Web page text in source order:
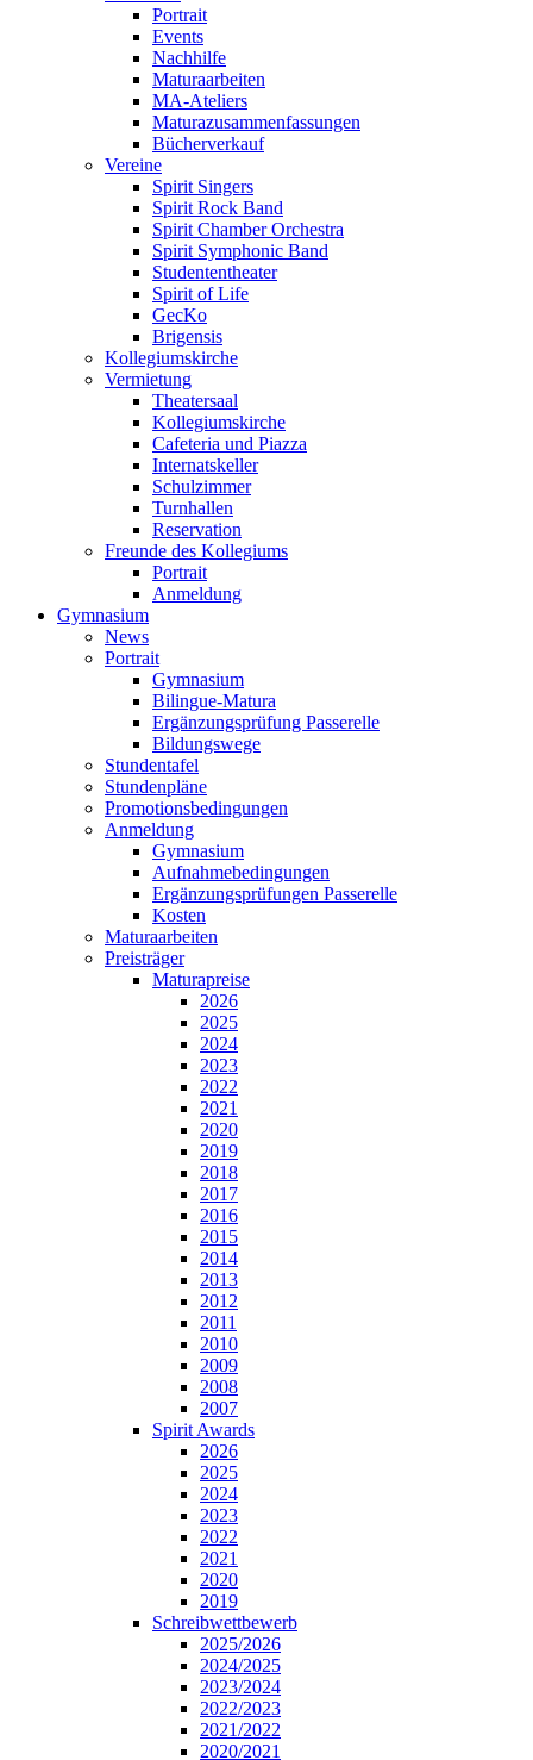
Portrait
Events
Nachhilfe
Maturaarbeiten
MA-Ateliers
Maturazusammenfassungen
Bücherverkauf
Vereine
Spirit Singers
Spirit Rock Band
Spirit Chamber Orchestra
Spirit Symphonic Band
Studententheater
Spirit of Life
GecKo
Brigensis
Kollegiumskirche
Vermietung
Theatersaal
Kollegiumskirche
Cafeteria und Piazza
Internatskeller
Schulzimmer
Turnhallen
Reservation
Freunde des Kollegiums
Portrait
Anmeldung
Gymnasium
News
Portrait
Gymnasium
Bilingue-Matura
Ergänzungsprüfung Passerelle
Bildungswege
Stundentafel
Stundenpläne
Promotionsbedingungen
Anmeldung
Gymnasium
Aufnahmebedingungen
Ergänzungsprüfungen Passerelle
Kosten
Maturaarbeiten
Preisträger
Maturapreise
2026
2025
2024
2023
2022
2021
2020
2019
2018
2017
2016
2015
2014
2013
2012
2011
2010
2009
2008
2007
Spirit Awards
2026
2025
2024
2023
2022
2021
2020
2019
Schreibwettbewerb
2025/2026
2024/2025
2023/2024
2022/2023
2021/2022
2020/2021